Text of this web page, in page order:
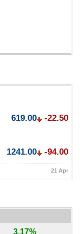
619.00
-22.50
1241.00 -94.00
21 Apr
3.17%